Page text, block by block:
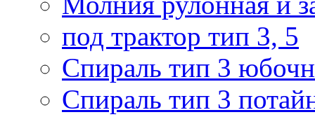
под трактор тип 3, 5
Спираль тип 3
Спираль тип 3